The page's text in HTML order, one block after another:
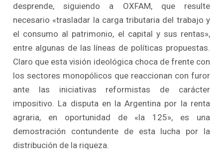
desprende, siguiendo a OXFAM, que resulte
necesario «trasladar la carga tributaria del trabajo y
el consumo al patrimonio, el capital y sus rentas»,
entre algunas de las líneas de políticas propuestas.
Claro que esta visión ideológica choca de frente con
los sectores monopólicos que reaccionan con furor
ante las iniciativas reformistas de carácter
impositivo. La disputa en la Argentina por la renta
agraria, en oportunidad de «la 125», es una
demostración contundente de esta lucha por la
distribución de la riqueza.